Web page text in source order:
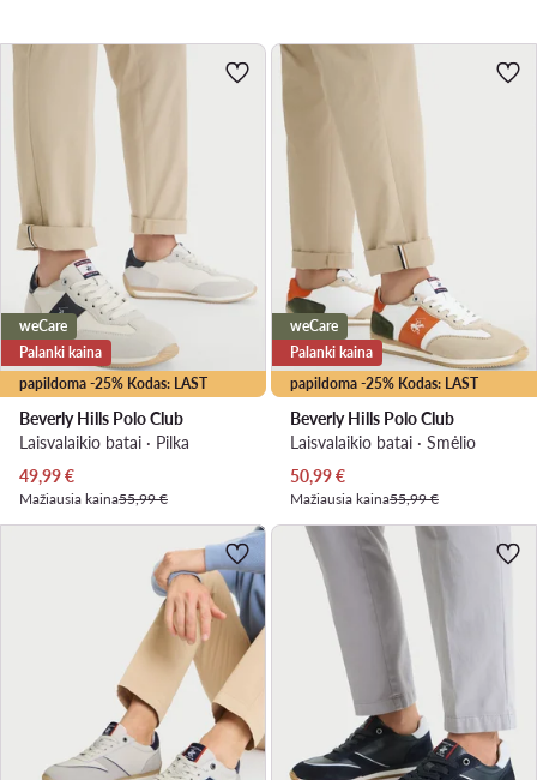
papildoma -25% Kodas: LAST
weCare
Palanki kaina
Beverly Hills Polo Club
Laisvalaikio batai · Pilka
Dabartinė kaina
49,99€
Mažiausia kaina55,99 €
papildoma -25% Kodas: LAST
weCare
Palanki kaina
Beverly Hills Polo Club
Laisvalaikio batai · Smėlio
Dabartinė kaina
50,99€
Mažiausia kaina55,99 €